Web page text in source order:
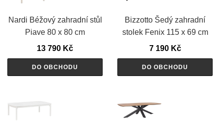
Nardi Béžový zahradní stůl
Piave 80 x 80 cm
13 790 Kč
DO OBCHODU
Bizzotto Šedý zahradní
stolek Fenix 115 x 69 cm
7 190 Kč
DO OBCHODU